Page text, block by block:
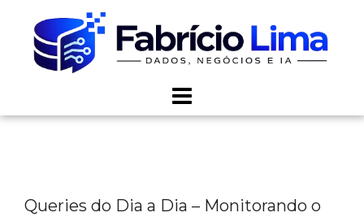
content
Queries do Dia a Dia – Monitorando o